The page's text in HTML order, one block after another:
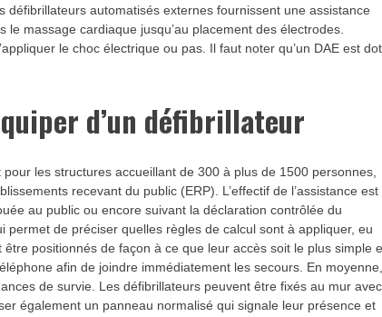
défibrillateurs automatisés externes fournissent une assistance
le massage cardiaque jusqu’au placement des électrodes.
le choc électrique ou pas. Il faut noter qu’un DAE est
d’un défibrillateur
les structures accueillant de 300 à plus de 1500 personnes,
recevant du public (ERP). L’effectif de l’assistance est
au public ou encore suivant la déclaration contrôlée du
permet de préciser quelles règles de calcul sont à appliquer, eu
positionnés de façon à ce que leur accès soit le plus simple
afin de joindre immédiatement les secours. En moyenne,
de survie. Les défibrillateurs peuvent être fixés au mur avec
également un panneau normalisé qui signale leur présence et